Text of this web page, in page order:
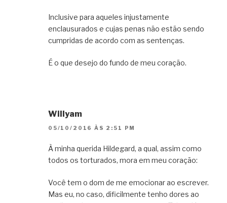
Inclusive para aqueles injustamente
enclausurados e cujas penas não estão sendo
cumpridas de acordo com as sentenças.
É o que desejo do fundo de meu coração.
Willyam
05/10/2016 ÀS 2:51 PM
À minha querida Hildegard, a qual, assim como
todos os torturados, mora em meu coração:
Você tem o dom de me emocionar ao escrever.
Mas eu, no caso, dificilmente tenho dores ao